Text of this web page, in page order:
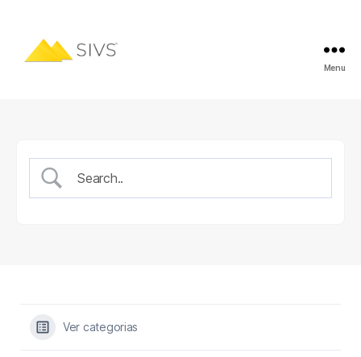
Menu
Ver categorias